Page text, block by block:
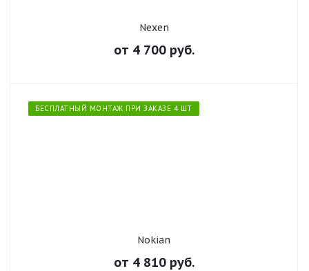
Nexen
от 4 700руб.
БЕСПЛАТНЫЙ МОНТАЖ ПРИ ЗАКАЗЕ 4 ШТ
Nokian
от 4 810руб.